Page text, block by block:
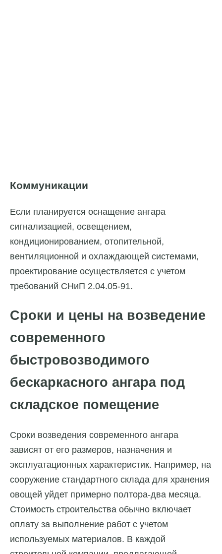
Коммуникации
Если планируется оснащение ангара
сигнализацией, освещением,
кондиционированием, отопительной,
вентиляционной и охлаждающей системами,
проектирование осуществляется с учетом
требований СНиП 2.04.05-91.
Сроки и цены на возведение
современного
быстровозводимого
бескаркасного ангара под
складское помещение
Сроки возведения современного ангара
зависят от его размеров, назначения и
эксплуатационных характеристик. Например, на
сооружение стандартного склада для хранения
овощей уйдет примерно полтора-два месяца.
Стоимость строительства обычно включает
оплату за выполнение работ с учетом
используемых материалов. В каждой